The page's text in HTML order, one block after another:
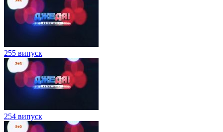
255 випуск
254 випуск